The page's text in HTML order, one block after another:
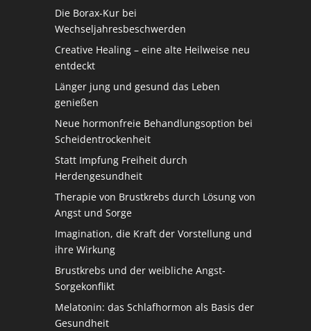
Die Borax-Kur bei
Wechseljahresbeschwerden
Creative Healing – eine alte Heilweise neu
entdeckt
Länger jung und gesund das Leben
genießen
Neue hormonfreie Behandlungsoption bei
Scheidentrockenheit
Statt Impfung Freiheit durch
Herdengesundheit
Therapie von Brustkrebs durch Lösung von
Angst und Sorge
Imagination, die Kraft der Vorstellung und
ihre Wirkung
Brustkrebs und der weibliche Angst-
Sorgekonflikt
Melatonin: das Schlafhormon als Basis der
Gesundheit